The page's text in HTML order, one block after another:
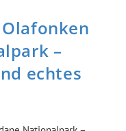
–
echtes